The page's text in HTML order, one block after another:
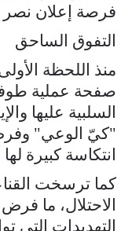
فرصة إعلان
التفوق الساحق
منذ اللحظة
صفحة عملية
السلبية عليها
"كيّ الوعي"
انتكاسة كبيرة
كما ترسخت
الاحتلال، ما فرض
التهديدات التي